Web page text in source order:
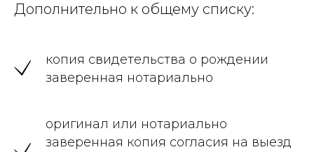
Дополнительно к общему списку:
копия свидетельства о рождении
заверенная нотариально
оригинал или нотариально
заверенная копия согласия на выезд